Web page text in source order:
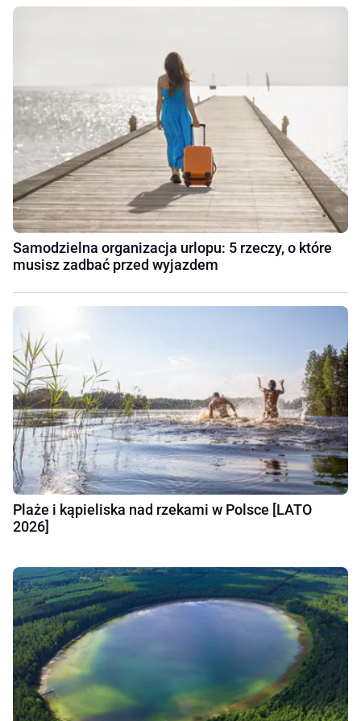
Samodzielna organizacja urlopu: 5 rzeczy, o które
musisz zadbać przed wyjazdem
Plaże i kąpieliska nad rzekami w Polsce [LATO
2026]